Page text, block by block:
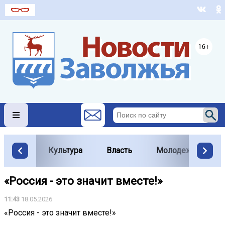
Культура Власть Молодежь
«Россия - это значит вместе!»
11:43 18.05.2026
«Россия - это значит вместе!»